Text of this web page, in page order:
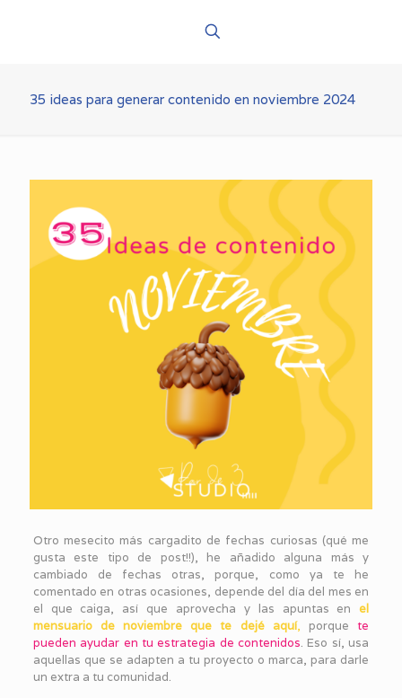
35 ideas para generar contenido en noviembre 2024
Otro mesecito más cargadito de fechas curiosas (qué me
gusta este tipo de post!!), he añadido alguna más y
cambiado de fechas otras, porque, como ya te he
comentado en otras ocasiones, depende del día del mes en
el que caiga, así que aprovecha y las apuntas enel
mensuario de noviembre que te dejé aquí, porque te
pueden ayudar en tu estrategia de contenidos. Eso sí, usa
aquellas que se adapten a tu proyecto o marca, para darle
un extra a tu comunidad.